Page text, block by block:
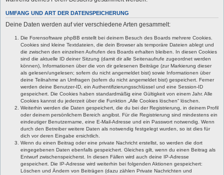
UMFANG UND ART DER DATENSPEICHERUNG
Deine Daten werden auf vier verschiedene Arten gesammelt:
Die Forensoftware phpBB erstellt bei deinem Besuch des Boards mehrere Cookies.
Cookies sind kleine Textdateien, die dein Browser als temporäre Dateien ablegt und
die zwischen den einzelnen Aufrufen des Boards erhalten bleiben. In diesen Cookies
sind die aktuelle ID deiner Sitzung (damit dir alle Seitenaufrufe zugeordnet werden
können), Informationen über die von dir gelesenen Beiträge (zur Markierung dieser
als gelesen/ungelesen; sofern du nicht angemeldet bist) sowie Informationen über
deine Teilnahme an Umfragen (sofern du nicht angemeldet bist) gespeichert. Ferner
werden deine Benutzer-ID, ein Authentifizierungsschlüssel und eine Session-ID
gespeichert. Die Cookies haben standardmäßig eine Gültigkeit von einem Jahr. Alle
Cookies kannst du jederzeit über die Funktion „Alle Cookies löschen“ löschen.
Weiterhin werden die Daten gespeichert, die du bei der Registrierung, in deinem Profil
oder deinem persönlichem Bereich angibst. Für die Registrierung sind mindestens ein
eindeutiger Benutzername, eine E-Mail-Adresse und ein Passwort notwendig. Wenn
durch den Betreiber weitere Daten als notwendig festgelegt wurden, so ist dies für
dich vor deren Eingabe ersichtlich.
Wenn du einen Beitrag oder eine private Nachricht erstellst, so werden die dort
eingegebenen Daten ebenfalls gespeichert. Gleiches gilt, wenn du einen Beitrag als
Entwurf zwischenspeicherst. In diesen Fällen wird auch deine IP-Adresse
gespeichert. Die IP-Adresse wird weiterhin bei folgenden Aktionen gespeichert:
Löschen und Ändern von Beiträgen (dazu zählen Private Nachrichten und